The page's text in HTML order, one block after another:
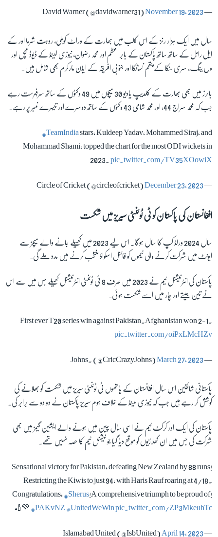
— David Warner (@davidwarner31)
November 19, 2023
سال میں ایک ہزار رنز کے اس کلب میں بھارت کے وراٹ کوہلی، روہت شرما اور کے
ایل راہل کے ساتھ ساتھ پاکستان کے بابر اعظم اور محمد رضوان، نیوزی لینڈ کے ڈیوڈ مچل اور
ول ینگ، سری لنکا کے پتھم نسانکا اور جنوبی افریقہ کے ایڈن مارکرم بھی شامل ہیں۔
بالرز میں بھی بھارت کے کلدیپ یادیو 30 میچوں میں 49 وکٹوں کے ساتھ سرفہرست رہے
جب کہ محمد سراج 44، اور محمد شامی 43 وکٹوں کے ساتھ دوسرے اور تیسرے نمبر پر رہے۔
#TeamIndia stars, Kuldeep Yadav, Mohammed Siraj, and
Mohammad Shami, topped the chart for the most ODI wickets in
2023. pic.twitter.com/TV35XOowiX
— Circle of Cricket (@circleofcricket)
December 23, 2023
افغانستان کی پاکستان کو ٹی ٹوئنٹی سیریز میں شکست
سال 2024 ورلڈ کپ کا سال ہوگا۔ اس لیے 2023 میں کھیلے جانے والے میچز سے
ایونٹ میں شرکت کرنے والی ٹیموں کو فائنل اسکواڈ منتخب کرنے میں مدد ملے گی۔
پاکستان کی انٹرنیشنل ٹیم نے 2023 میں صرف 8 ٹی ٹوئنٹی انٹرنیشنل کھیلے جس میں سے اس
نے تین جیتے اور چار میں اسے شکست ہوئی۔
First ever T20 series win against Pakistan.Afghanistan won 2-1.
pic.twitter.com/oiPxLMcHZv
— Johns. (@CricCrazyJohns)
March 27, 2023
پاکستانی شائقین اس سال افغانستان کے ہاتھوں ٹی ٹوئنٹی سیریز میں شکست کو بھلانے کی
کوشش کر رہے ہیں جب کہ نیوزی لینڈ کے خلاف ہوم سیریز پاکستان نے دو دو سے برابر کی۔
پاکستان کی ایک اور کرکٹ ٹیم نے اسی سال چین میں ہونے والے ایشین گیمز میں بھی
شرکت کی جس میں ان کھلاڑیوں کو موقع دیا گیا جو نیشنل ٹیم کا حصہ نہیں تھے۔
Sensational victory for Pakistan, defeating New Zealand by 88 runs!
Restricting the Kiwis to just 94, with Haris Rauf roaring at 4/18.
Congratulations, #Sherus!A comprehensive triumph to be proud of!
🏏💚 #PAKvNZ #UnitedWeWin pic.twitter.com/ZP3MkeuhTc
— Islamabad United (@IsbUnited)
April 14, 2023